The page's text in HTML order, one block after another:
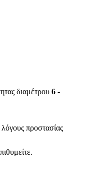
διαμέτρου6 -
προστασίας